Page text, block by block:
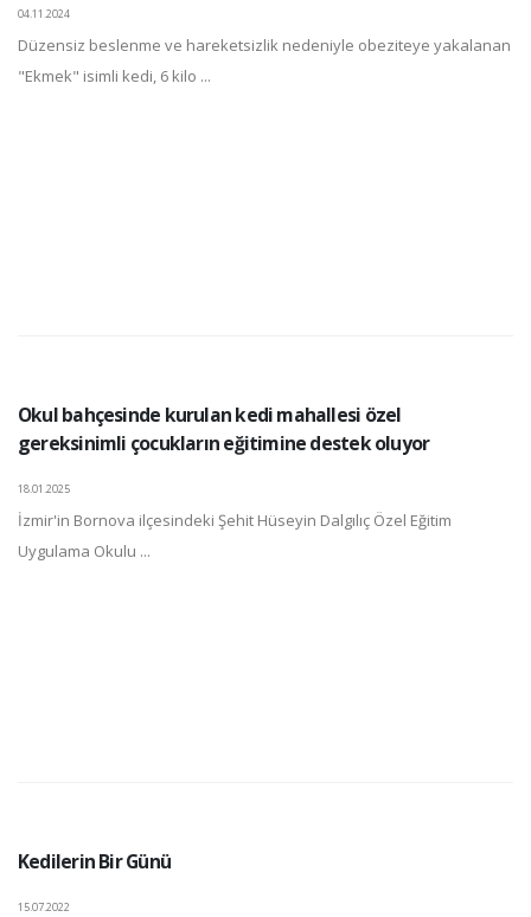
04.11.2024
Düzensiz beslenme ve hareketsizlik nedeniyle obeziteye yakalanan
"Ekmek" isimli kedi, 6 kilo ...
Okul bahçesinde kurulan kedi mahallesi özel
gereksinimli çocukların eğitimine destek oluyor
18.01.2025
İzmir'in Bornova ilçesindeki Şehit Hüseyin Dalgılıç Özel Eğitim
Uygulama Okulu ...
Kedilerin Bir Günü
15.07.2022